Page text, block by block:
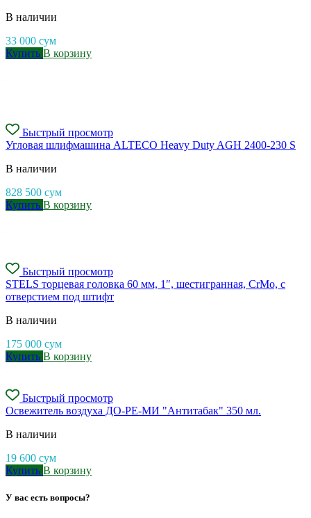
В наличии
33 000 сум
Купить В корзину
Быстрый просмотр
Угловая шлифмашина ALTECO Heavy Duty AGH 2400-230 S
В наличии
828 500 сум
Купить В корзину
Быстрый просмотр
STELS торцевая головка 60 мм, 1″, шестигранная, CrMo, с
отверстием под штифт
В наличии
175 000 сум
Купить В корзину
Быстрый просмотр
Освежитель воздуха ДО-РЕ-МИ "Антитабак" 350 мл.
В наличии
19 600 сум
Купить В корзину
У вас есть вопросы?